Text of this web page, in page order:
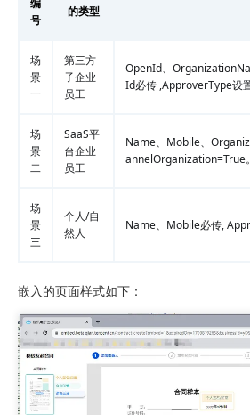
编
号
的类型
场
景
一
第三方
子企业
员工
OpenId、
Id必传 ,ApproverType设
场
景
二
SaaS平
台企业
员工
Name、Mobile、
annelOrganization=True
场
景
三
个人/自
然人
Name、Mobile必传,
嵌入的页面样式如下：